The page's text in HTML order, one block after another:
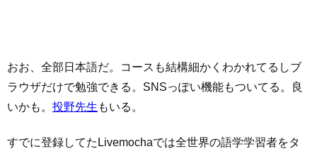
おお、全部日本語だ。コースも結構細かくわかれてるしブ
ラウザだけで勉強できる。SNSっぽい機能もついてる。良
いかも。 投野先生 もいる。
すでに登録してたLivemochaでは全世界の語学学習者をタ